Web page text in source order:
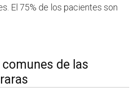
El 75% de los pacientes son
de las